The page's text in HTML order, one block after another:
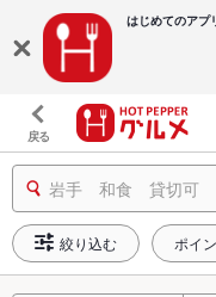
はじめてのアプ
戻る
岩手 和食 貸切可
絞り込む ポイ